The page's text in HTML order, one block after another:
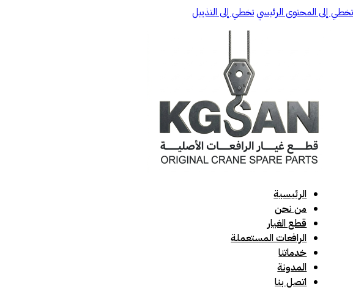
تخطي إلى المحتوى الرئيسيتخطي إلى التذييل
الرئيسية
من نحن
قطع الغيار
الرافعات المستعملة
خدماتنا
المدونة
اتصل بنا